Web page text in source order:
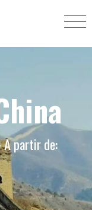
A partir de: